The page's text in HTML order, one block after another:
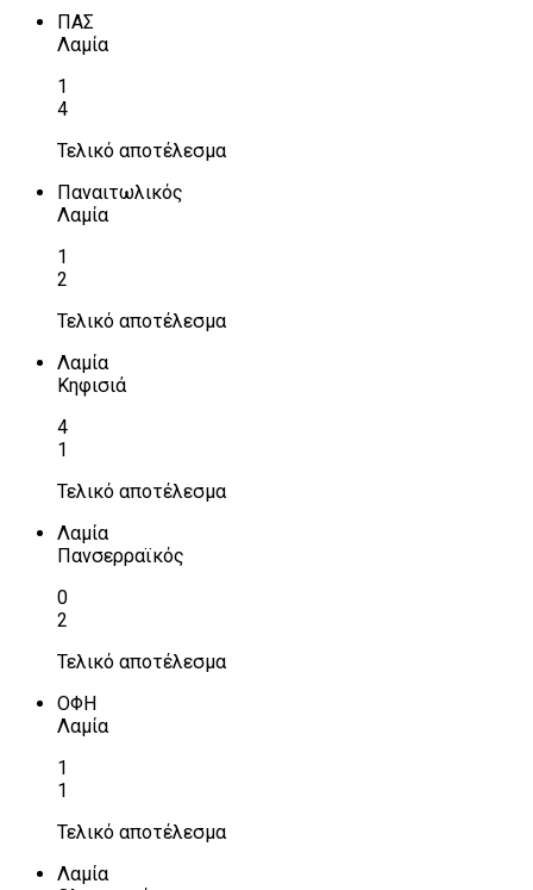
ΠΑΣ
Λαμία
1
4
Τελικό αποτέλεσμα
Παναιτωλικός
Λαμία
1
2
Τελικό αποτέλεσμα
Λαμία
Κηφισιά
4
1
Τελικό αποτέλεσμα
Λαμία
Πανσερραϊκός
0
2
Τελικό αποτέλεσμα
ΟΦΗ
Λαμία
1
1
Τελικό αποτέλεσμα
Λαμία